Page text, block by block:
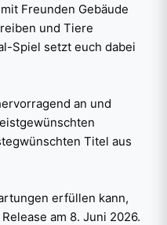
Freunden Gebäude
und Tiere
Spiel setzt euch dabei
an und
Titel aus
erfüllen kann,
am 8. Juni 2026.